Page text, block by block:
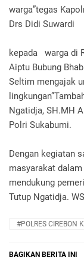
warga”tegas
Drs Didi Suwardi
kepada warga di
Aiptu Bubung
Seltim mengajak
Ngatidja, SH.MH
Polri Sukabumi.
Dengan kegiatan
masyarakat
mendukung
Tutup Ngatidja.
#POLRES CIREBON
BAGIKAN BERITA INI